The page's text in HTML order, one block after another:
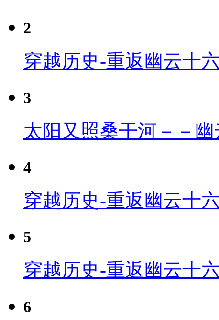
2
穿越历史-重返幽云十
3
太阳又照桑干河－－
4
穿越历史-重返幽云十
5
穿越历史-重返幽云十
6